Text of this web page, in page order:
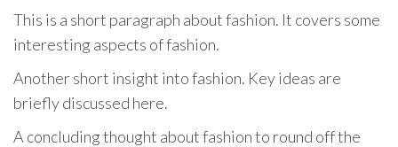
This is a short paragraph about fashion. It covers some
interesting aspects of fashion.
Another short insight into fashion. Key ideas are
briefly discussed here.
A concluding thought about fashion to round off the